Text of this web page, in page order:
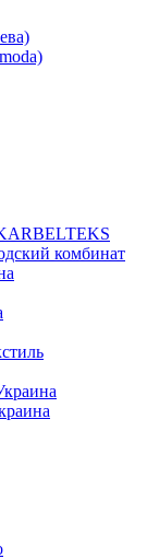
комбинат